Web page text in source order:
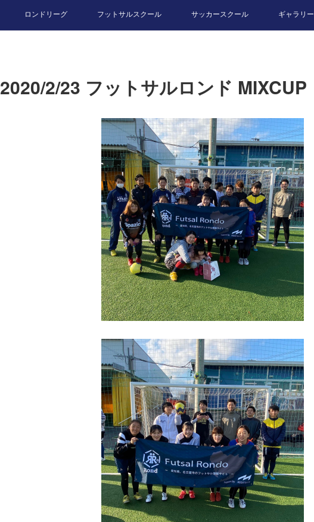
ロンドリーグ フットサルスクール サッカースクール ギャラリー
2020/2/23 フットサルロンド MIXCUP